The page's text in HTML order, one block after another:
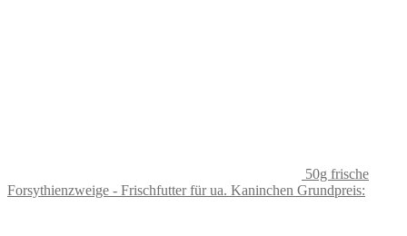
50g frische
Forsythienzweige - Frischfutter für ua. Kaninchen Grundpreis: